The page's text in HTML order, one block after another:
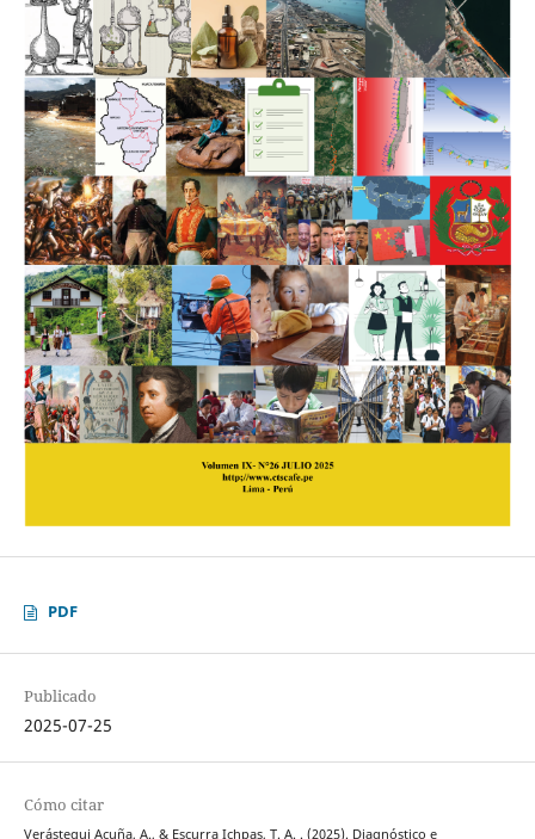
PDF
Publicado
2025-07-25
Cómo citar
Verástegui Acuña, A., & Escurra Ichpas, T. A. . (2025). Diagnóstico e